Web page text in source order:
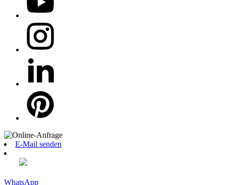
E-Mail senden
WhatsApp